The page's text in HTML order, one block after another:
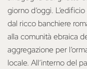
giorno d’oggi.
dal ricco banchiere
alla comunità ebraica
aggregazione per
locale. All’interno del